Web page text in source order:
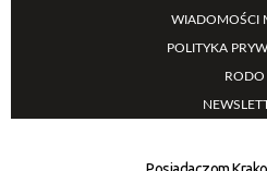
WIADOMOŚCI
POLITYKA
RODO